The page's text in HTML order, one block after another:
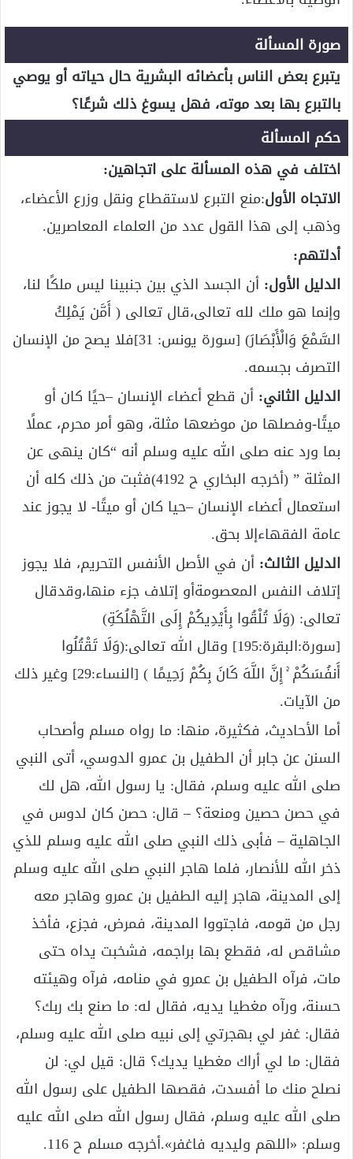
صورة المسألة
يتبرع بعض الناس بأعضائه البشرية حال حياته أو يوصي
بالتبرع بها بعد موته، فهل يسوغ ذلك شرعًا؟
حكم المسألة
اختلف في هذه المسألة على اتجاهين:
الاتجاه الأول:منع التبرع لاستقطاع ونقل وزرع الأعضاء،
وذهب إلى هذا القول عدد من العلماء المعاصرين.
أدلتهم:
الدليل الأول: أن الجسد الذي بين جنبينا ليس ملكًا لنا،
وإنما هو ملك لله تعالى،قال تعالى ( أَمَّن يَمْلِكُ
السَّمْعَ وَالْأَبْصَارَ) [سورة يونس: 31]فلا يصح من الإنسان
التصرف بجسمه.
الدليل الثاني: أن قطع أعضاء الإنسان –حيًا كان أو
ميتًا-وفصلها من موضعها مثلة، وهو أمر محرم، عملًا
بما ورد عنه صلى الله عليه وسلم أنه “كان ينهى عن
المثلة ” (أخرجه البخاري ح 4192)فثبت من ذلك كله أن
استعمال أعضاء الإنسان –حيا كان أو ميتًا- لا يجوز عند
عامة الفقهاءإلا بحق.
الدليل الثالث: أن في الأصل الأنفس التحريم، فلا يجوز
إتلاف النفس المعصومةأو إتلاف جزء منها،وقدقال
تعالى: (وَلَا تُلْقُوا بِأَيْدِيكُمْ إِلَى التَّهْلُكَةِ)
[سورة:البقرة:195] وقال الله تعالى:(وَلَا تَقْتُلُوا
أَنفُسَكُمْ ۚ إِنَّ اللَّهَ كَانَ بِكُمْ رَحِيمًا ) [النساء:29] وغير ذلك
من الآيات.
أما الأحاديث، فكثيرة، منها: ما رواه مسلم وأصحاب
السنن عن جابر أن الطفيل بن عمرو الدوسي، أتى النبي
صلى الله عليه وسلم، فقال: يا رسول الله، هل لك
في حصن حصين ومنعة؟ – قال: حصن كان لدوس في
الجاهلية – فأبى ذلك النبي صلى الله عليه وسلم للذي
ذخر الله للأنصار، فلما هاجر النبي صلى الله عليه وسلم
إلى المدينة، هاجر إليه الطفيل بن عمرو وهاجر معه
رجل من قومه، فاجتووا المدينة، فمرض، فجزع، فأخذ
مشاقص له، فقطع بها براجمه، فشخبت يداه حتى
مات، فرآه الطفيل بن عمرو في منامه، فرآه وهيئته
حسنة، ورآه مغطيا يديه، فقال له: ما صنع بك ربك؟
فقال: غفر لي بهجرتي إلى نبيه صلى الله عليه وسلم،
فقال: ما لي أراك مغطيا يديك؟ قال: قيل لي: لن
نصلح منك ما أفسدت، فقصها الطفيل على رسول الله
صلى الله عليه وسلم، فقال رسول الله صلى الله عليه
وسلم: «اللهم وليديه فاغفر».أخرجه مسلم ح 116.